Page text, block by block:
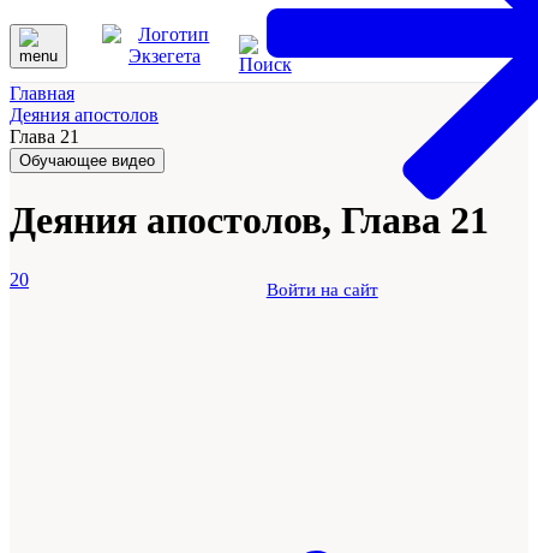
Войти на сайт
Главная
Деяния апостолов
Глава 21
Обучающее видео
Деяния апостолов, Глава 21
20